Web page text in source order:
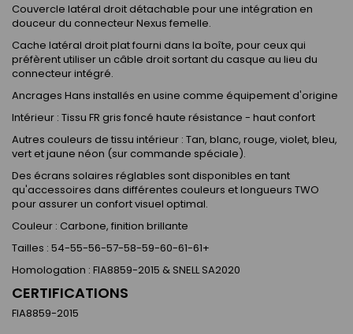
Couvercle latéral droit détachable pour une intégration en
douceur du connecteur Nexus femelle.
Cache latéral droit plat fourni dans la boîte, pour ceux qui
préfèrent utiliser un câble droit sortant du casque au lieu du
connecteur intégré.
Ancrages Hans installés en usine comme équipement d'origine
Intérieur : Tissu FR gris foncé haute résistance - haut confort
Autres couleurs de tissu intérieur : Tan, blanc, rouge, violet, bleu,
vert et jaune néon (sur commande spéciale).
Des écrans solaires réglables sont disponibles en tant
qu'accessoires dans différentes couleurs et longueurs TWO
pour assurer un confort visuel optimal.
Couleur : Carbone, finition brillante
Tailles : 54-55-56-57-58-59-60-61-61+
Homologation : FIA8859-2015 & SNELL SA2020
CERTIFICATIONS
FIA8859-2015